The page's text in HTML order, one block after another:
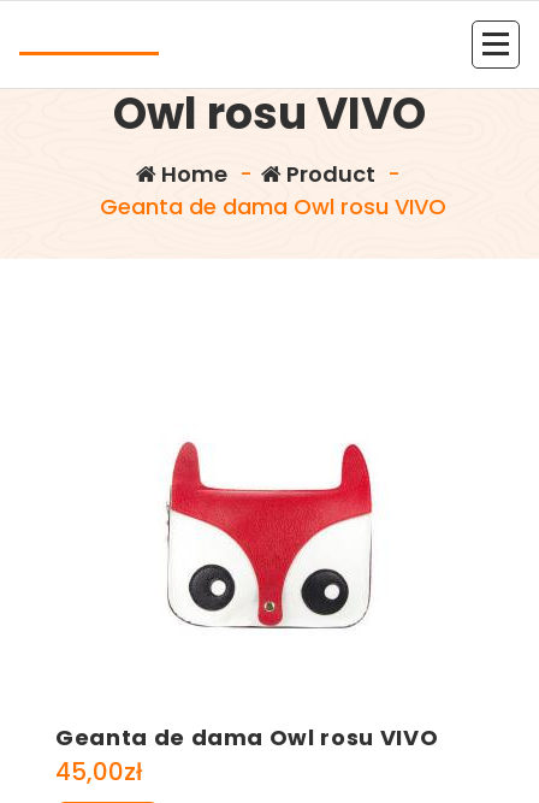
Geanta de dama
Owl rosu VIVO
Home- Product -
Geanta de dama Owl rosu VIVO
Geanta de dama Owl rosu VIVO
45,00zł